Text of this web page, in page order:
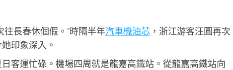
往長春休個假。”時隔半年汽車機油芯 ，浙江游客汪圓再次
印象深入。
客運忙碌。機場四周就是龍嘉高鐵站。從龍嘉高鐵站向